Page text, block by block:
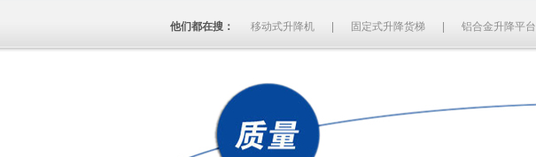
他们都在搜： 移动式升降机 固定式升降货梯 铝合金升降平台